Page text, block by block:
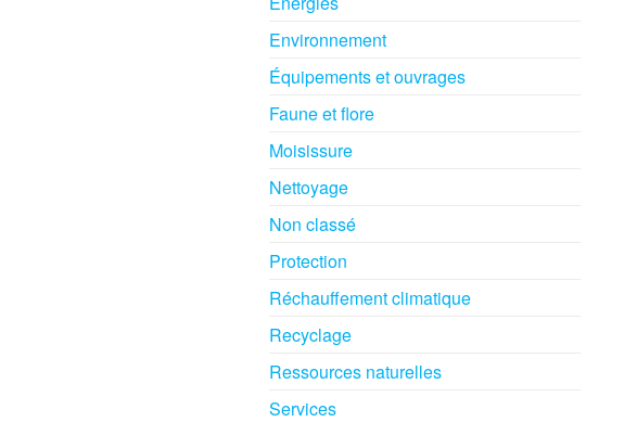
Environnement
Équipements et ouvrages
Faune et flore
Moisissure
Nettoyage
Non classé
Protection
Réchauffement climatique
Recyclage
Ressources naturelles
Services